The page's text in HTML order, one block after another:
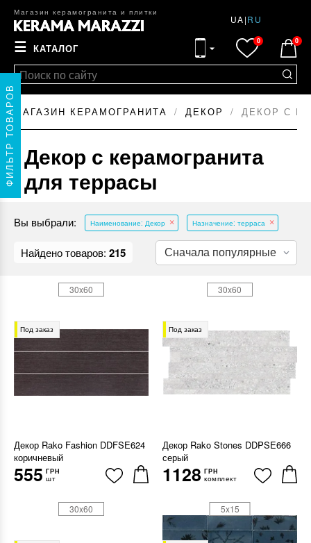
Магазин керамогранита и плитки
UA|RU
☰ КАТАЛОГ
0 0
МАГАЗИН КЕРАМОГРАНИТА ДЕКОР ДЕКОР С
Декор с керамогранита
для террасы
Вы выбрали: Наименование: Декор Назначение: терраса
Найдено товаров: 215
Под заказ
Декор Rako Fashion DDFSE624
коричневый
555 ГРН
шт
30x60
Под заказ
Декор Rako Stones DDPSE666
серый
1128 ГРН
комплект
30x60
30x60 5x15
ФИЛЬТР ТОВАРОВ